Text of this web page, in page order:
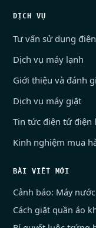
DỊCH VỤ
Tư vấn sử dụng
Dịch vụ máy lạnh
Giới thiệu và đánh
Dịch vụ máy giặt
Tin tức điện tử điện
Kinh nghiệm mua
BÀI VIẾT MỚI
Cảnh báo: Máy
Cách giặt quần áo